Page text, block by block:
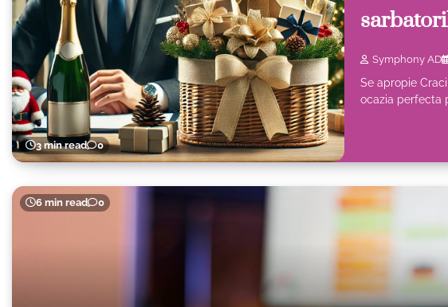
3 min read 0
Symphony AD
Se apropie
ocazia perfecta
6 min read 0